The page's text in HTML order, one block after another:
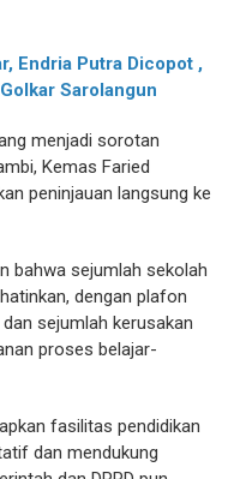
Endria Putra Dicopot ,
Sarolangun
menjadi sorotan
Kemas Faried
peninjauan langsung ke
bahwa sejumlah sekolah
dengan plafon
sejumlah kerusakan
proses belajar-
fasilitas pendidikan
dan mendukung